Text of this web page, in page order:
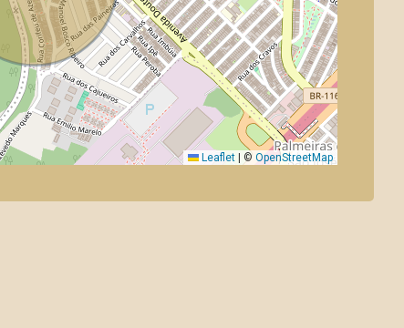
Leaflet © OpenStreetMap